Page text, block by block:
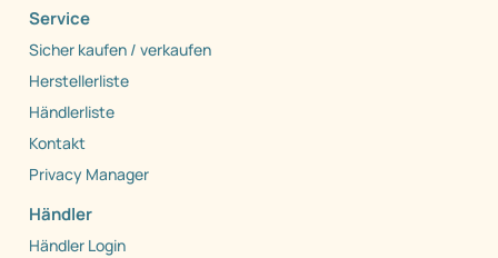
Service
Sicher kaufen / verkaufen
Herstellerliste
Händlerliste
Kontakt
Privacy Manager
Händler
Händler Login